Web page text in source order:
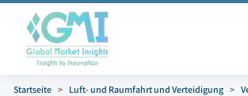
Startseite Luft- und Raumfahrt und Verteidigung